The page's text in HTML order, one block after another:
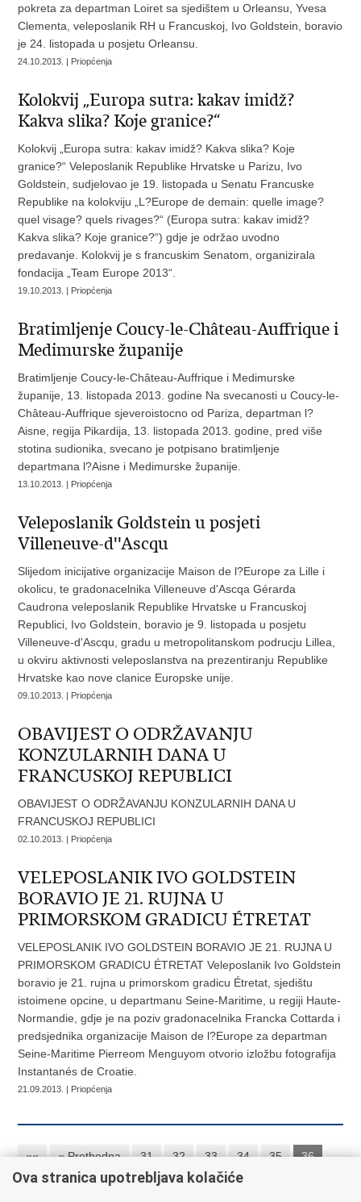
pokreta za departman Loiret sa sjedištem u Orleansu, Yvesa
Clementa, veleposlanik RH u Francuskoj, Ivo Goldstein, boravio
je 24. listopada u posjetu Orleansu.
24.10.2013. | Priopćenja
Kolokvij „Europa sutra: kakav imidž?
Kakva slika? Koje granice?“
Kolokvij „Europa sutra: kakav imidž? Kakva slika? Koje
granice?“ Veleposlanik Republike Hrvatske u Parizu, Ivo
Goldstein, sudjelovao je 19. listopada u Senatu Francuske
Republike na kolokviju „L?Europe de demain: quelle image?
quel visage? quels rivages?“ (Europa sutra: kakav imidž?
Kakva slika? Koje granice?“) gdje je održao uvodno
predavanje. Kolokvij je s francuskim Senatom, organizirala
fondacija „Team Europe 2013“.
19.10.2013. | Priopćenja
Bratimljenje Coucy-le-Château-Auffrique i
Medimurske županije
Bratimljenje Coucy-le-Château-Auffrique i Medimurske
županije, 13. listopada 2013. godine Na svecanosti u Coucy-le-
Château-Auffrique sjeveroistocno od Pariza, departman l?
Aisne, regija Pikardija, 13. listopada 2013. godine, pred više
stotina sudionika, svecano je potpisano bratimljenje
departmana l?Aisne i Medimurske županije.
13.10.2013. | Priopćenja
Veleposlanik Goldstein u posjeti
Villeneuve-d''Ascqu
Slijedom inicijative organizacije Maison de l?Europe za Lille i
okolicu, te gradonacelnika Villeneuve d'Ascqa Gérarda
Caudrona veleposlanik Republike Hrvatske u Francuskoj
Republici, Ivo Goldstein, boravio je 9. listopada u posjetu
Villeneuve-d'Ascqu, gradu u metropolitanskom podrucju Lillea,
u okviru aktivnosti veleposlanstva na prezentiranju Republike
Hrvatske kao nove clanice Europske unije.
09.10.2013. | Priopćenja
OBAVIJEST O ODRŽAVANJU
KONZULARNIH DANA U
FRANCUSKOJ REPUBLICI
OBAVIJEST O ODRŽAVANJU KONZULARNIH DANA U
FRANCUSKOJ REPUBLICI
02.10.2013. | Priopćenja
VELEPOSLANIK IVO GOLDSTEIN
BORAVIO JE 21. RUJNA U
PRIMORSKOM GRADICU ÉTRETAT
VELEPOSLANIK IVO GOLDSTEIN BORAVIO JE 21. RUJNA U
PRIMORSKOM GRADICU ÉTRETAT Veleposlanik Ivo Goldstein
boravio je 21. rujna u primorskom gradicu Étretat, sjedištu
istoimene opcine, u departmanu Seine-Maritime, u regiji Haute-
Normandie, gdje je na poziv gradonacelnika Francka Cottarda i
predsjednika organizacije Maison de l?Europe za departman
Seine-Maritime Pierreom Menguyom otvorio izložbu fotografija
Instantanés de Croatie.
21.09.2013. | Priopćenja
«« « Prethodna 31 32 33 34 35
36
37
38 39 40 Sljedeća » »»
Ova stranica upotrebljava kolačiće